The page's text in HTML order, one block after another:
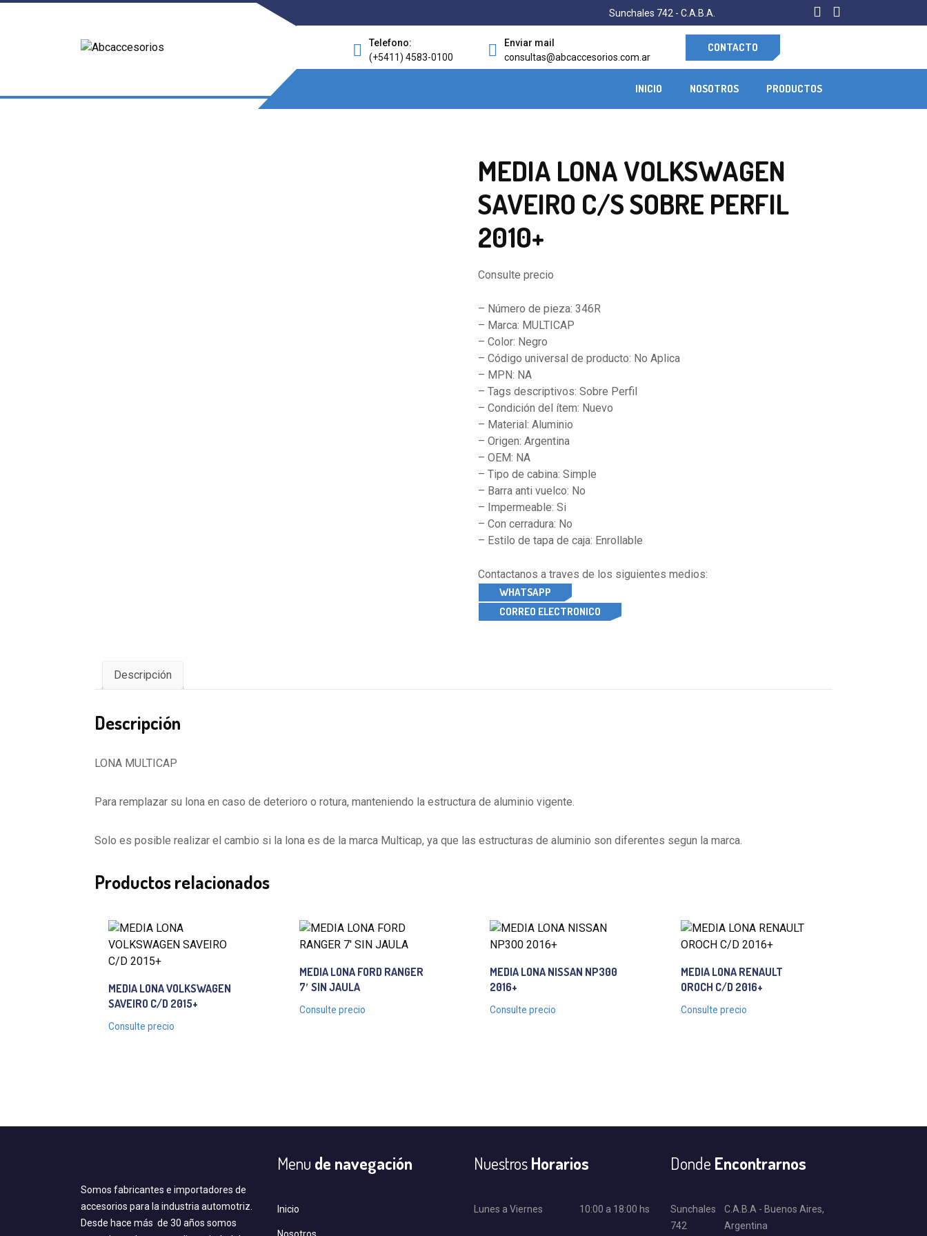
Sunchales 742 - C.A.B.A.
Telefono:
(+5411) 4583-0100
Enviar mail
consultas@abcaccesorios.com.ar
CONTACTO
INICIO NOSOTROS PRODUCTOS
MEDIA LONA VOLKSWAGEN
SAVEIRO C/S SOBRE PERFIL
2010+
Consulte precio
– Número de pieza: 346R
– Marca: MULTICAP
– Color: Negro
– Código universal de producto: No Aplica
– MPN: NA
– Tags descriptivos: Sobre Perfil
– Condición del ítem: Nuevo
– Material: Aluminio
– Origen: Argentina
– OEM: NA
– Tipo de cabina: Simple
– Barra anti vuelco: No
– Impermeable: Si
– Con cerradura: No
– Estilo de tapa de caja: Enrollable
Contactanos a traves de los siguientes medios:
WHATSAPP
CORREO ELECTRONICO
Descripción
Descripción
LONA MULTICAP
Para remplazar su lona en caso de deterioro o rotura, manteniendo la estructura de aluminio vigente.
Solo es posible realizar el cambio si la lona es de la marca Multicap, ya que las estructuras de aluminio son diferentes segun la marca.
Productos relacionados
MEDIA LONA VOLKSWAGEN
SAVEIRO C/D 2015+
Consulte precio
MEDIA LONA FORD RANGER
7′ SIN JAULA
Consulte precio
MEDIA LONA NISSAN NP300
2016+
Consulte precio
MEDIA LONA RENAULT
OROCH C/D 2016+
Consulte precio
Somos fabricantes e importadores de
accesorios para la industria automotriz.
Desde hace más de 30 años somos
Menu de navegación
Inicio
Nosotros
NuestrosHorarios
Lunes a Viernes 10:00 a 18:00 hs
Donde Encontrarnos
Sunchales
742
C.A.B.A - Buenos Aires,
Argentina